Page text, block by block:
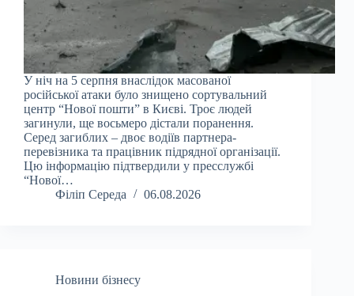
У ніч на 5 серпня внаслідок масованої
російської атаки було знищено сортувальний
центр “Нової пошти” в Києві. Троє людей
загинули, ще восьмеро дістали поранення.
Серед загиблих – двоє водіїв партнера-
перевізника та працівник підрядної організації.
Цю інформацію підтвердили у пресслужбі
“Нової…
Філіп Середа
06.08.2026
Новини бізнесу